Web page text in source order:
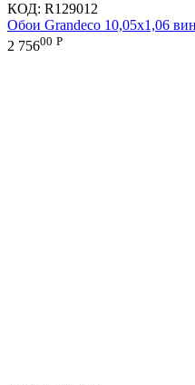
КОД: R129012
Обои Grandeco 10,05х1,06
2 75600 Р